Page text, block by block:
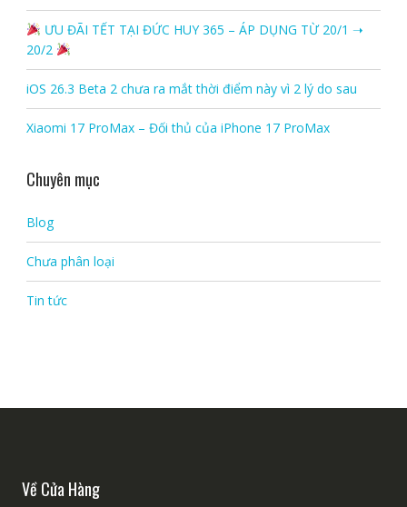
ƯU ĐÃI TẾT TẠI ĐỨC HUY 365 – ÁP DỤNG TỪ 20/1 ➝
20/2
iOS 26.3 Beta 2 chưa ra mắt thời điểm này vì 2 lý do sau
Xiaomi 17 ProMax – Đối thủ của iPhone 17 ProMax
Chuyên mục
Blog
Chưa phân loại
Tin tức
Về Cửa Hàng